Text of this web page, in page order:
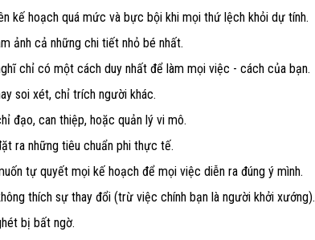
kế hoạch quá mức và bực bội khi mọi thứ lệch khỏi dự tính.
ảnh cả những chi tiết nhỏ bé nhất.
chỉ có một cách duy nhất để làm mọi việc - cách của bạn.
soi xét, chỉ trích người khác.
đạo, can thiệp, hoặc quản lý vi mô.
ra những tiêu chuẩn phi thực tế.
tự quyết mọi kế hoạch để mọi việc diễn ra đúng ý mình.
thích sự thay đổi (trừ việc chính bạn là người khởi xướng).
bị bất ngờ.